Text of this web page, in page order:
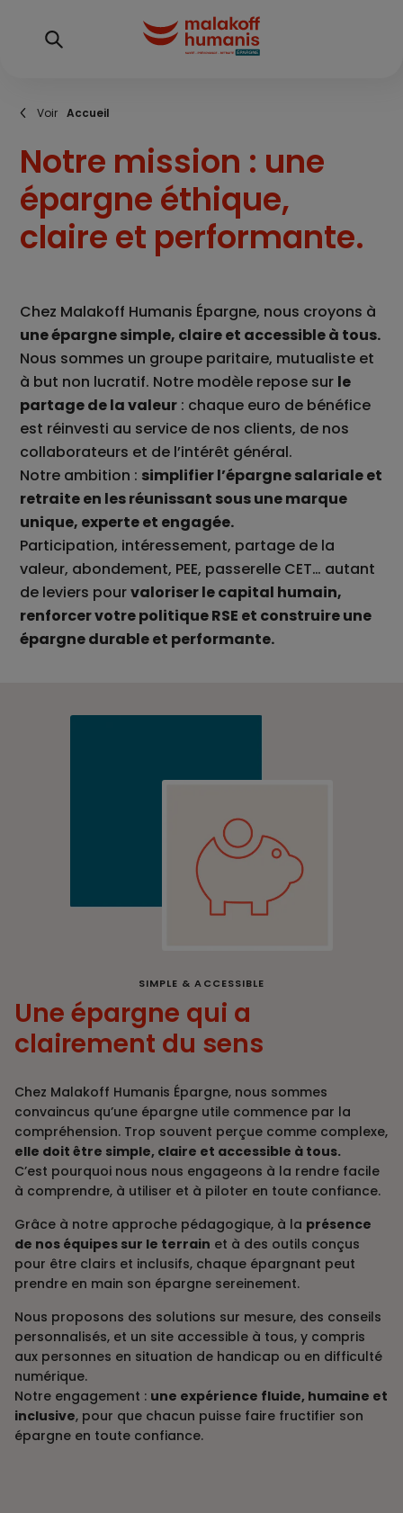
Fil
Accueil
Notre mission : une
épargne éthique,
claire et performante.
Chez Malakoff Humanis Épargne, nous croyons à
une épargne simple, claire et accessible à tous.
Nous sommes un groupe paritaire, mutualiste et
à but non lucratif. Notre modèle repose sur le
partage de la valeur : chaque euro de bénéfice
est réinvesti au service de nos clients, de nos
collaborateurs et de l’intérêt général.
Notre ambition : simplifier l’épargne salariale et
retraite en les réunissant sous une marque
unique, experte et engagée.
Participation, intéressement, partage de la
valeur, abondement, PEE, passerelle CET… autant
de leviers pourvaloriser le capital humain,
renforcer votre politique RSE et construire une
épargne durable et performante.
SIMPLE & ACCESSIBLE
Une épargne qui a
clairement du sens
Chez Malakoff Humanis Épargne, nous sommes
convaincus qu’une épargne utile commence par la
compréhension. Trop souvent perçue comme complexe,
elle doit être simple, claire et accessible à tous.
C’est pourquoi nous nous engageons à la rendre facile
à comprendre, à utiliser et à piloter en toute confiance.
Grâce à notre approche pédagogique, à la présence
de nos équipes sur le terrain et à des outils conçus
pour être clairs et inclusifs, chaque épargnant peut
prendre en main son épargne sereinement.
Nous proposons des solutions sur mesure, des conseils
personnalisés, et un site accessible à tous, y compris
aux personnes en situation de handicap ou en difficulté
numérique.
Notre engagement : une expérience fluide, humaine et
inclusive, pour que chacun puisse faire fructifier son
épargne en toute confiance.